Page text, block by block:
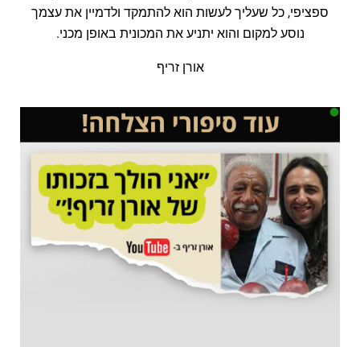
ספציפי, כל שעליך לעשות הוא להתמקד ולדמיין את עצמך
נוסע למקום והוא יתניע את המכונית באופן מכני.
אורן זריף